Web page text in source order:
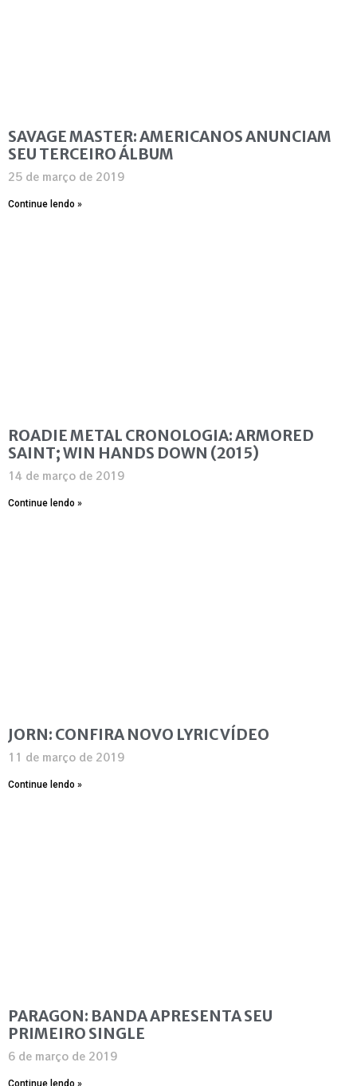
SAVAGE MASTER: AMERICANOS ANUNCIAM
SEU TERCEIRO ÁLBUM
25 de março de 2019
Continue lendo »
ROADIE METAL CRONOLOGIA: ARMORED
SAINT; WIN HANDS DOWN (2015)
14 de março de 2019
Continue lendo »
JORN: CONFIRA NOVO LYRIC VÍDEO
11 de março de 2019
Continue lendo »
PARAGON: BANDA APRESENTA SEU
PRIMEIRO SINGLE
6 de março de 2019
Continue lendo »